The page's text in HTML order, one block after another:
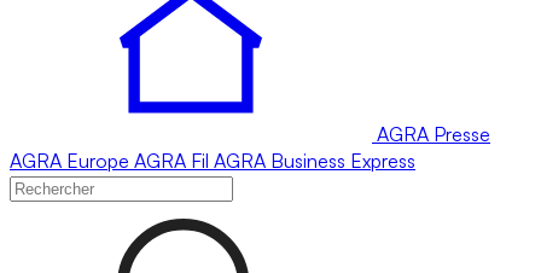
AGRA Presse
AGRA Europe AGRA Fil AGRA Business Express